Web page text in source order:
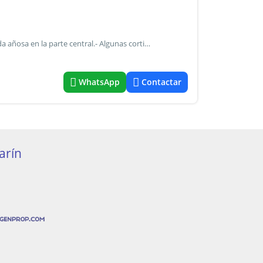
Mejoras: alambrados en buen estado.- Monte con arboleda añosa en la parte central.- Algunas cortinas de eucapiltus en el campo.- La luz trifásica está en la tranquera.- Caracteristicas: campo totalmente alto, 100 % agrícola. Alomado.- Pintorescas vistas y paisajes.- Estupendo entorno en zona de gran proyección, con la presencia de emprendimientos urbanísticos como “pinares”, “chacras del molino”, “el solar de capilla”, “san joaquin”, “barrio exaltación”, “el remanso” y “los pinos”, entre otros.- Nota: está localizado en zona residencial extraurbana.
WhatsApp Contactar